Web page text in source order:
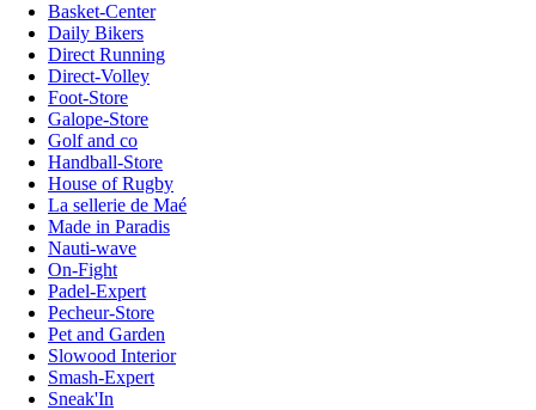
Basket-Center
Daily Bikers
Direct Running
Direct-Volley
Foot-Store
Galope-Store
Golf and co
Handball-Store
House of Rugby
La sellerie de Maé
Made in Paradis
Nauti-wave
On-Fight
Padel-Expert
Pecheur-Store
Pet and Garden
Slowood Interior
Smash-Expert
Sneak'In